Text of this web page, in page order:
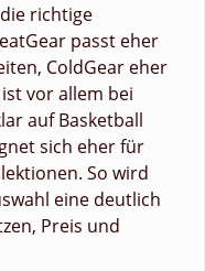
richtige
passt eher
ColdGear eher
vor allem bei
auf Basketball
sich eher für
So wird
eine deutlich
Preis und